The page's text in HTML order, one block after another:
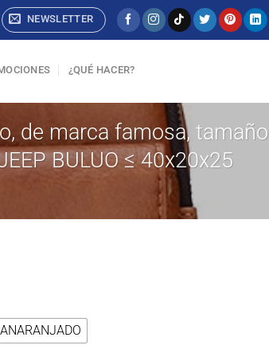
NEWSLETTER
¿QUÉ HACER?
de marca famosa, tamaño
BULUO ≤ 40x20x25
ANARANJADO